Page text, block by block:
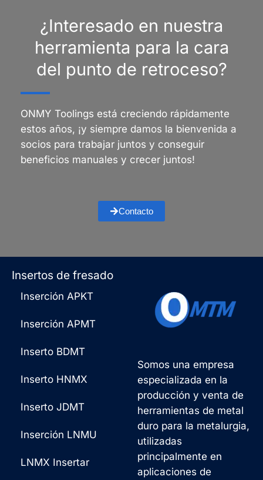
¿Interesado en nuestra
herramienta para la cara
del punto de retroceso?
ONMY Toolings está creciendo rápidamente
estos años, ¡y siempre damos la bienvenida a
socios para trabajar juntos y conseguir
beneficios manuales y crecer juntos!
Contacto
Somos una empresa
especializada en la
producción y venta de
herramientas de metal
duro para la metalurgia,
utilizadas
principalmente en
aplicaciones de
Insertos de fresado
Inserción APKT
Inserción APMT
Inserto BDMT
Inserto HNMX
Inserto JDMT
Inserción LNMU
LNMX Insertar